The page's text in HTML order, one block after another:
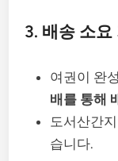
3. 배송 소요
여권이 완
배를 통해
도서산간
습니다.